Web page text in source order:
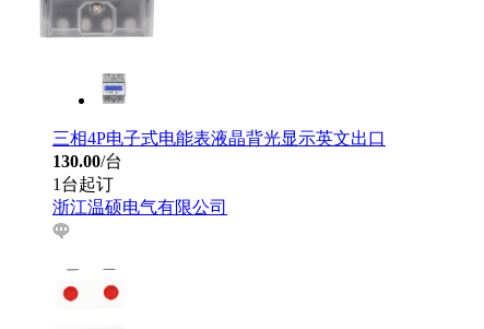
三相4P电子式电能表液晶背光显示英文出口
130.00/台
1台起订
浙江温硕电气有限公司